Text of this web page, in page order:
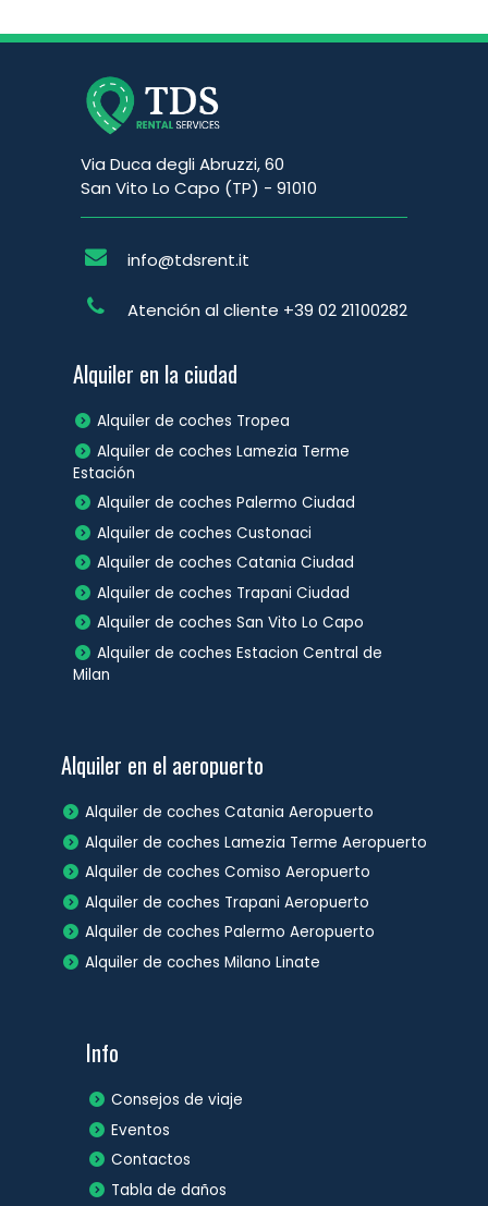
Via Duca degli Abruzzi, 60
San Vito Lo Capo (TP) - 91010
info@tdsrent.it
Atención al cliente +39 02 21100282
Alquiler en la ciudad
Alquiler de coches Tropea
Alquiler de coches Lamezia Terme
Estación
Alquiler de coches Palermo Ciudad
Alquiler de coches Custonaci
Alquiler de coches Catania Ciudad
Alquiler de coches Trapani Ciudad
Alquiler de coches San Vito Lo Capo
Alquiler de coches Estacion Central de
Milan
Alquiler en el aeropuerto
Alquiler de coches Catania Aeropuerto
Alquiler de coches Lamezia Terme Aeropuerto
Alquiler de coches Comiso Aeropuerto
Alquiler de coches Trapani Aeropuerto
Alquiler de coches Palermo Aeropuerto
Alquiler de coches Milano Linate
Info
Consejos de viaje
Eventos
Contactos
Tabla de daños